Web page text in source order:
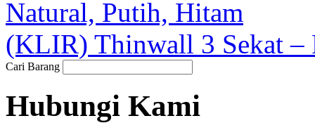
Natural, Putih, Hitam
(KLIR) Thinwall 3 Sekat –
Cari Barang
Hubungi Kami